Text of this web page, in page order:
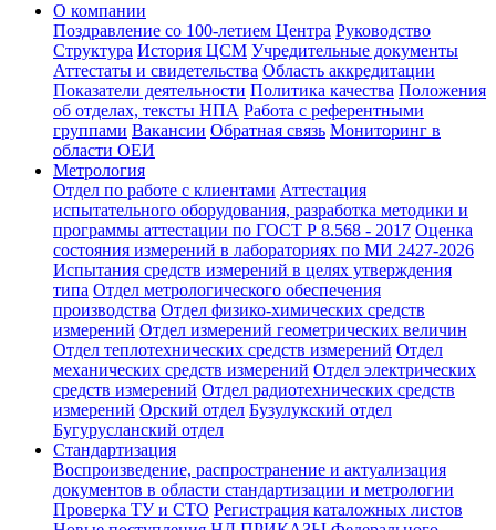
О компании
Поздравление со 100-летием Центра Руководство
Структура История ЦСМ Учредительные документы
Аттестаты и свидетельства Область аккредитации
Показатели деятельности Политика качества Положения
об отделах, тексты НПА Работа с референтными
группами Вакансии Обратная связь Мониторинг в
области ОЕИ
Метрология
Отдел по работе с клиентами Аттестация
испытательного оборудования, разработка методики и
программы аттестации по ГОСТ Р 8.568 - 2017 Оценка
состояния измерений в лабораториях по МИ 2427-2026
Испытания средств измерений в целях утверждения
типа Отдел метрологического обеспечения
производства Отдел физико-химических средств
измерений Отдел измерений геометрических величин
Отдел теплотехнических средств измерений Отдел
механических средств измерений Отдел электрических
средств измерений Отдел радиотехнических средств
измерений Орский отдел Бузулукский отдел
Бугурусланский отдел
Стандартизация
Воспроизведение, распространение и актуализация
документов в области стандартизации и метрологии
Проверка ТУ и СТО Регистрация каталожных листов